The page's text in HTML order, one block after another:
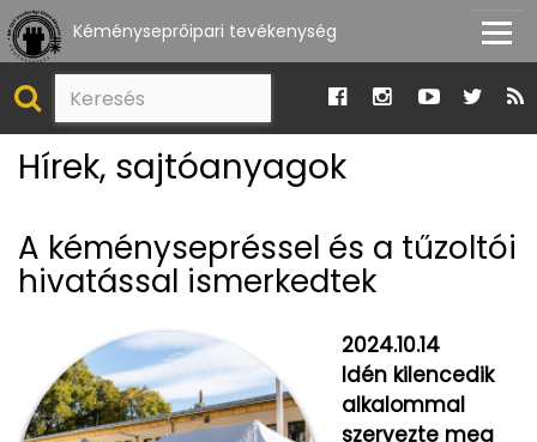
Kéményseprőipari tevékenység
Hírek, sajtóanyagok
A kéménysepréssel és a tűzoltói
hivatással ismerkedtek
2024.10.14
Idén kilencedik
alkalommal
szervezte meg